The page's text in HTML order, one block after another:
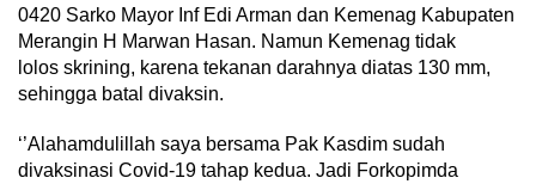
0420 Sarko Mayor Inf Edi Arman dan Kemenag Kabupaten
Merangin H Marwan Hasan. Namun Kemenag tidak
lolos skrining, karena tekanan darahnya diatas 130 mm,
sehingga batal divaksin.
‘’Alahamdulillah saya bersama Pak Kasdim sudah
divaksinasi Covid-19 tahap kedua. Jadi Forkopimda